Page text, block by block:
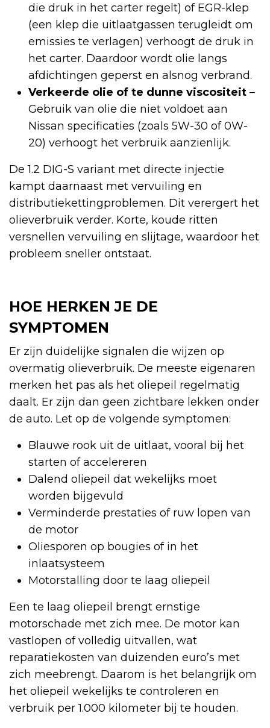
die druk in het carter regelt) of EGR-klep
(een klep die uitlaatgassen terugleidt om
emissies te verlagen) verhoogt de druk in
het carter. Daardoor wordt olie langs
afdichtingen geperst en alsnog verbrand.
Verkeerde olie of te dunne viscositeit –
Gebruik van olie die niet voldoet aan
Nissan specificaties (zoals 5W-30 of 0W-
20) verhoogt het verbruik aanzienlijk.
De 1.2 DIG-S variant met directe injectie
kampt daarnaast met vervuiling en
distributiekettingproblemen. Dit verergert het
olieverbruik verder. Korte, koude ritten
versnellen vervuiling en slijtage, waardoor het
probleem sneller ontstaat.
HOE HERKEN JE DE
SYMPTOMEN
Er zijn duidelijke signalen die wijzen op
overmatig olieverbruik. De meeste eigenaren
merken het pas als het oliepeil regelmatig
daalt. Er zijn dan geen zichtbare lekken onder
de auto. Let op de volgende symptomen:
Blauwe rook uit de uitlaat, vooral bij het
starten of accelereren
Dalend oliepeil dat wekelijks moet
worden bijgevuld
Verminderde prestaties of ruw lopen van
de motor
Oliesporen op bougies of in het
inlaatsysteem
Motorstalling door te laag oliepeil
Een te laag oliepeil brengt ernstige
motorschade met zich mee. De motor kan
vastlopen of volledig uitvallen, wat
reparatiekosten van duizenden euro’s met
zich meebrengt. Daarom is het belangrijk om
het oliepeil wekelijks te controleren en
verbruik per 1.000 kilometer bij te houden.